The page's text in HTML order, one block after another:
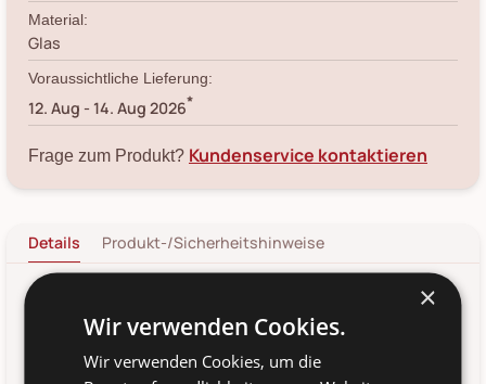
Material:
Glas
Voraussichtliche Lieferung:
12. Aug - 14. Aug 2026*
Frage zum Produkt? Kundenservice kontaktieren
Details Produkt-/Sicherheitshinweise
dieses traumhafte Windlicht mit Schliff von Chic Antique mit
Kerzen bestückst.
×
Wir verwenden Cookies.
Wir verwenden Cookies, um die